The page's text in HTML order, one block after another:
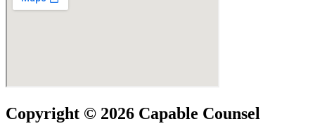
Copyright © 2026 Capable Counsel